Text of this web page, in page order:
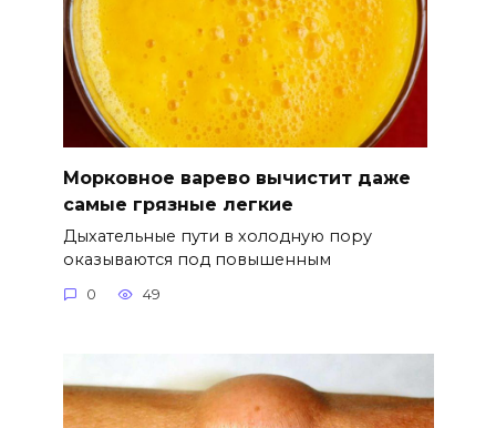
Морковное варево вычистит даже
самые грязные легкие
Дыхательные пути в холодную пору
оказываются под повышенным
0 49